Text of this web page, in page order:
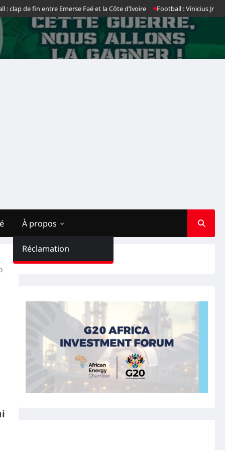
fin entre Emerse Faé et la Côte d’Ivoire Football : Vinicius Jr dit non
À propos
Réclamation